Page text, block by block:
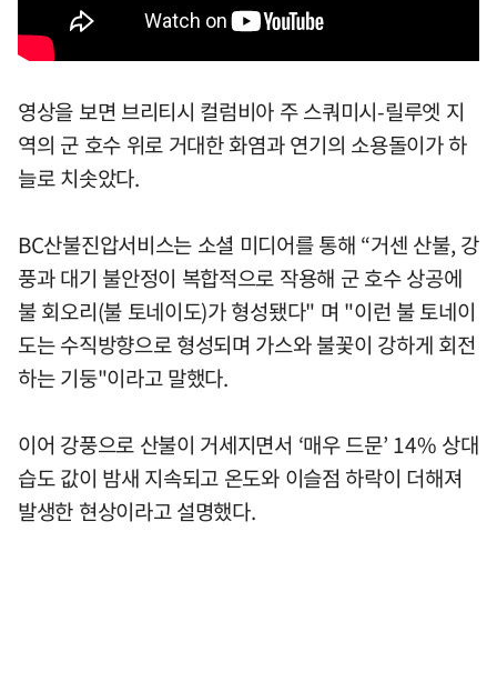
영상을 보면 브리티시 컬럼비아 주 스쿼미시-릴루엣 지
역의 군 호수 위로 거대한 화염과 연기의 소용돌이가 하
늘로 치솟았다.
BC산불진압서비스는 소셜 미디어를 통해 “거센 산불, 강
풍과 대기 불안정이 복합적으로 작용해 군 호수 상공에
불 회오리(불 토네이도)가 형성됐다" 며 "이런 불 토네이
도는 수직방향으로 형성되며 가스와 불꽃이 강하게 회전
하는 기둥"이라고 말했다.
이어 강풍으로 산불이 거세지면서 ‘매우 드문’ 14% 상대
습도 값이 밤새 지속되고 온도와 이슬점 하락이 더해져
발생한 현상이라고 설명했다.